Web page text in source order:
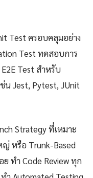
Test ครอบคลุมอย่าง
Test ทดสอบการ
Test สำหรับ
น Jest, Pytest, JUnit
Strategy ที่เหมาะ
ญ่ หรือ Trunk-Based
ทำ Code Review ทุก